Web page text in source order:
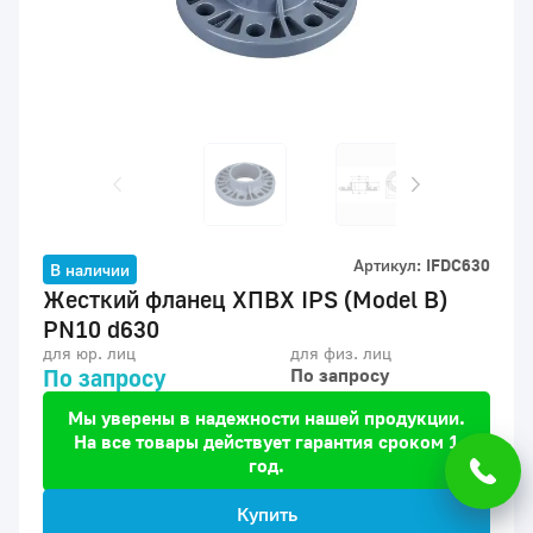
В наличии Артикул: IFDC630
Жесткий фланец ХПВХ IPS (Model B)
PN10 d630
для юр. лиц
По запросу
для физ. лиц
По запросу
Мы уверены в надежности нашей продукции.
На все товары действует гарантия сроком 1
год.
Купить